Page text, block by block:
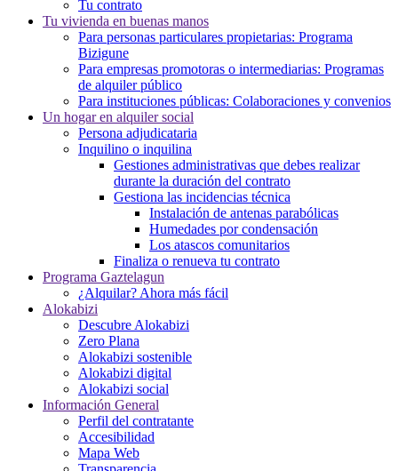
Tu contrato
Tu vivienda en buenas manos
Para personas particulares propietarias: Programa
Bizigune
Para empresas promotoras o intermediarias: Programas
de alquiler público
Para instituciones públicas: Colaboraciones y convenios
Un hogar en alquiler social
Persona adjudicataria
Inquilino o inquilina
Gestiones administrativas que debes realizar
durante la duración del contrato
Gestiona las incidencias técnica
Instalación de antenas parabólicas
Humedades por condensación
Los atascos comunitarios
Finaliza o renueva tu contrato
Programa Gaztelagun
¿Alquilar? Ahora más fácil
Alokabizi
Descubre Alokabizi
Zero Plana
Alokabizi sostenible
Alokabizi digital
Alokabizi social
Información General
Perfil del contratante
Accesibilidad
Mapa Web